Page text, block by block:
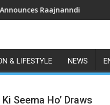
पर होगा प्रीमियर
Raajnanndini: A Powerful
& LIFESTYLE NEWS
Seema Ho’ Draws